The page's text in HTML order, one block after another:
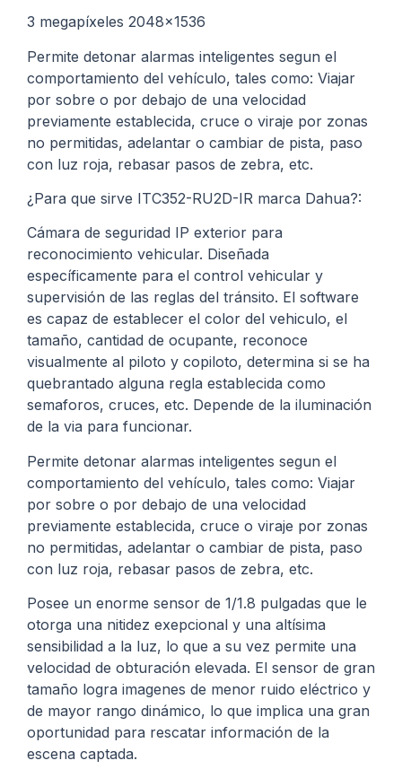
3 megapíxeles 2048×1536
Permite detonar alarmas inteligentes segun el
comportamiento del vehículo, tales como: Viajar
por sobre o por debajo de una velocidad
previamente establecida, cruce o viraje por zonas
no permitidas, adelantar o cambiar de pista, paso
con luz roja, rebasar pasos de zebra, etc.
¿Para que sirve ITC352-RU2D-IR marca Dahua?:
Cámara de seguridad IP exterior para
reconocimiento vehicular. Diseñada
específicamente para el control vehicular y
supervisión de las reglas del tránsito. El software
es capaz de establecer el color del vehiculo, el
tamaño, cantidad de ocupante, reconoce
visualmente al piloto y copiloto, determina si se ha
quebrantado alguna regla establecida como
semaforos, cruces, etc. Depende de la iluminación
de la via para funcionar.
Permite detonar alarmas inteligentes segun el
comportamiento del vehículo, tales como: Viajar
por sobre o por debajo de una velocidad
previamente establecida, cruce o viraje por zonas
no permitidas, adelantar o cambiar de pista, paso
con luz roja, rebasar pasos de zebra, etc.
Posee un enorme sensor de 1/1.8 pulgadas que le
otorga una nitidez exepcional y una altísima
sensibilidad a la luz, lo que a su vez permite una
velocidad de obturación elevada. El sensor de gran
tamaño logra imagenes de menor ruido eléctrico y
de mayor rango dinámico, lo que implica una gran
oportunidad para rescatar información de la
escena captada.